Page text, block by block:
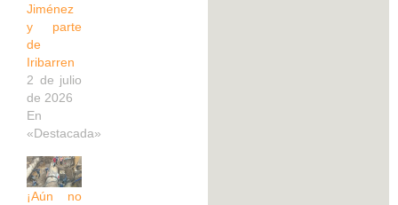
Jiménez
y parte
de
Iribarren
2 de julio
de 2026
En
«Destacada»
¡Aún no